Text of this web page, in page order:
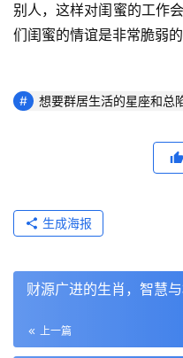
别人，这样对闺蜜的工作
们闺蜜的情谊是非常脆弱的
想要群居生活的星座和总
生成海报
财源广进的生肖，智慧
上一篇